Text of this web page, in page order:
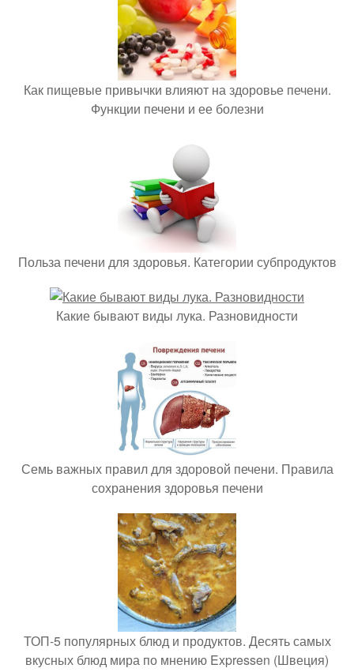
Как пищевые привычки влияют на здоровье печени.
Функции печени и ее болезни
Польза печени для здоровья. Категории субпродуктов
Какие бывают виды лука. Разновидности
Семь важных правил для здоровой печени. Правила
сохранения здоровья печени
ТОП-5 популярных блюд и продуктов. Десять самых
вкусных блюд мира по мнению Expressen (Швеция)